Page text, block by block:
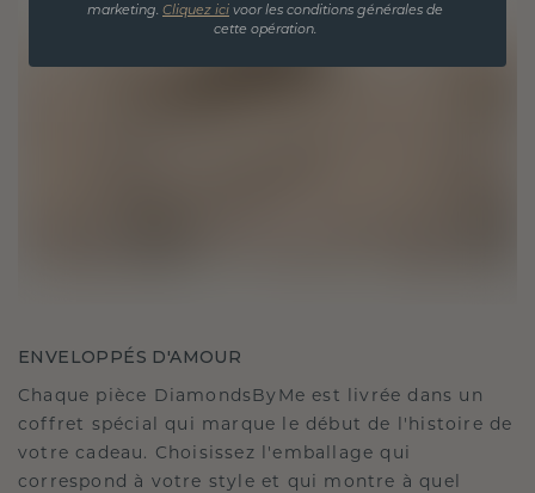
ENVELOPPÉS D'AMOUR
Chaque pièce DiamondsByMe est livrée dans un
coffret spécial qui marque le début de l'histoire de
votre cadeau. Choisissez l'emballage qui
correspond à votre style et qui montre à quel
marketing. Cliquez ici voor les conditions générales de
cette opération.